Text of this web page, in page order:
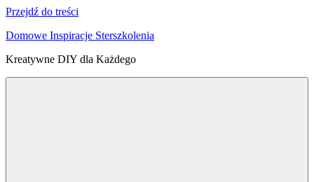
Przejdź do treści
Domowe Inspiracje Sterszkolenia
Kreatywne DIY dla Każdego